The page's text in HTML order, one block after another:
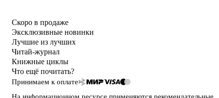
Скоро в продаже
Эксклюзивные новинки
Лучшие из лучших
Читай-журнал
Книжные циклы
Что ещё почитать?
Принимаем к оплате